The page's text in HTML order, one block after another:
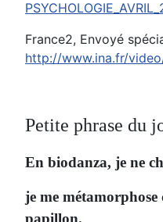
France2, Envoyé
http://www.ina.fr/
Petite phrase du
En biodanza, je ne
je me métamorphose
papillon.